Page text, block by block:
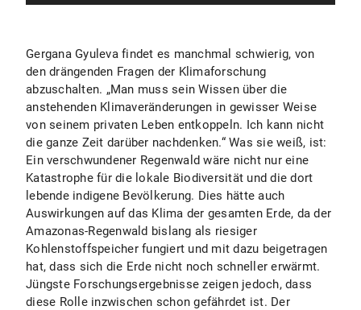
Gergana Gyuleva findet es manchmal schwierig, von
den drängenden Fragen der Klimaforschung
abzuschalten. „Man muss sein Wissen über die
anstehenden Klimaveränderungen in gewisser Weise
von seinem privaten Leben entkoppeln. Ich kann nicht
die ganze Zeit darüber nachdenken.“ Was sie weiß, ist:
Ein verschwundener Regenwald wäre nicht nur eine
Katastrophe für die lokale Biodiversität und die dort
lebende indigene Bevölkerung. Dies hätte auch
Auswirkungen auf das Klima der gesamten Erde, da der
Amazonas-Regenwald bislang als riesiger
Kohlenstoffspeicher fungiert und mit dazu beigetragen
hat, dass sich die Erde nicht noch schneller erwärmt.
Jüngste Forschungsergebnisse zeigen jedoch, dass
diese Rolle inzwischen schon gefährdet ist. Der